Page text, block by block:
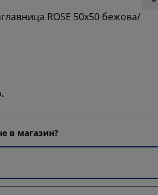
ROSE 50x50 бежова/
в магазин?